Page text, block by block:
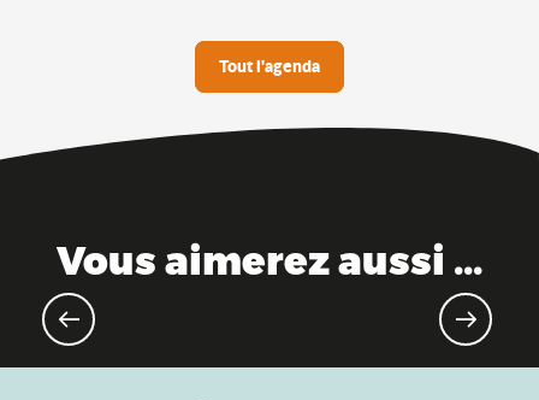
Tout l'agenda
Vous aimerez aussi ...
Evénements gourmands & marchés